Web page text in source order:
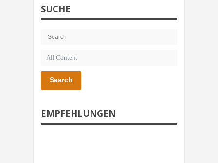
SUCHE
Search
EMPFEHLUNGEN